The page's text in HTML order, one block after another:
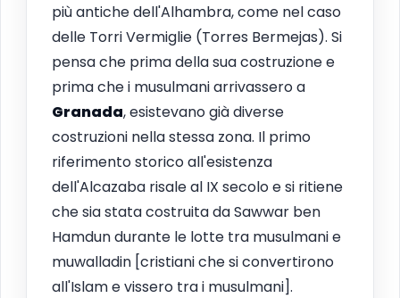
più antiche dell'Alhambra, come nel caso
delle Torri Vermiglie (Torres Bermejas). Si
pensa che prima della sua costruzione e
prima che i musulmani arrivassero a
Granada, esistevano già diverse
costruzioni nella stessa zona. Il primo
riferimento storico all'esistenza
dell'Alcazaba risale al IX secolo e si ritiene
che sia stata costruita da Sawwar ben
Hamdun durante le lotte tra musulmani e
muwalladin [cristiani che si convertirono
all'Islam e vissero tra i musulmani].